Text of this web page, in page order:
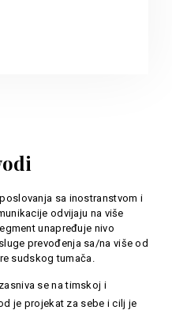
sa inostranstvom i
odvijaju na više
unapređuje nivo
prevođenja sa/na više od
sudskog tumača.
se na timskoj i
je projekat za sebe i cilj je